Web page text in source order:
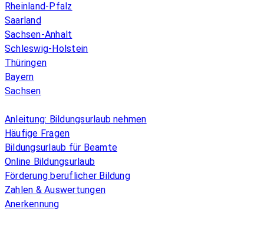
Rheinland-Pfalz
Saarland
Sachsen-Anhalt
Schleswig-Holstein
Thüringen
Bayern
Sachsen
Anleitung: Bildungsurlaub nehmen
Häufige Fragen
Bildungsurlaub für Beamte
Online Bildungsurlaub
Förderung beruflicher Bildung
Zahlen & Auswertungen
Anerkennung